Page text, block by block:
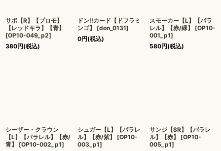
サボ【R】【プロモ】
【レッドキラ】【青】
[OP10-049_p2]
380円(税込)
ドン!!カード【ドフラミ
ンゴ】
[don_0131]
0円(税込)
スモーカー【L】【パラ
レル】【赤/緑】
[OP10-
001_p1]
580円(税込)
シーザー・クラウン
【L】【パラレル】【赤/
青】
[OP10-002_p1]
シュガー【L】【パラレ
ル】【赤/紫】
[OP10-
003_p1]
サンジ【SR】【パラレ
ル】【赤】
[OP10-
005_p1]